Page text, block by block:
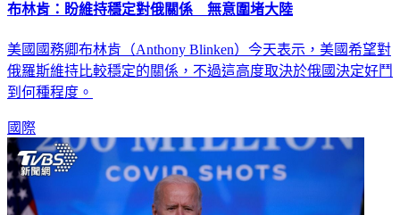
布林肯：盼維持穩定對俄關係 無意圍堵大陸
美國國務卿布林肯（Anthony Blinken）今天表示，美國希望對
俄羅斯維持比較穩定的關係，不過這高度取決於俄國決定好鬥
到何種程度。
國際